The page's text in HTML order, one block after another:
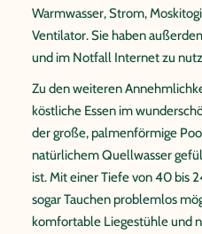
Warmwasser, Strom,
Ventilator. Sie haben
und im Notfall Internet zu
Zu den weiteren
köstliche Essen im
der große, palmenförmige
natürlichem Quellwasser
ist. Mit einer Tiefe von 40 bis
sogar Tauchen problemlos
komfortable Liegestühle und